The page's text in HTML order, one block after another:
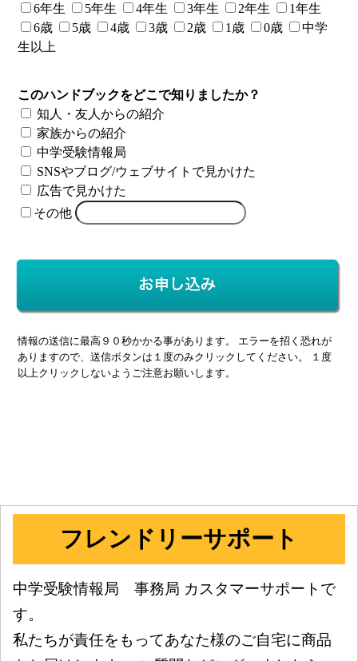
6年生 5年生 4年生 3年生 2年生
1年生
6歳
5歳 4歳 3歳 2歳 1歳 0歳
中学
生以上
このハンドブックをどこで知りましたか？
知人・友人からの紹介
家族からの紹介
中学受験情報局
SNSやブログ/ウェブサイトで見かけた
広告で見かけた
その他
情報の送信に最高９０秒かかる事があります。 エラーを招く恐れが
ありますので、送信ボタンは１度のみクリックしてください。 １度
以上クリックしないようご注意お願いします。
フレンドリーサポート
中学受験情報局 事務局 カスタマーサポートで
す。
私たちが責任をもってあなた様のご自宅に商品